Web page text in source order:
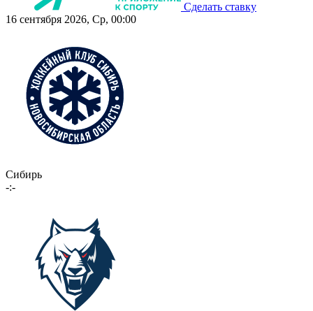
Сделать ставку
16 сентября 2026, Ср, 00:00
Сибирь
-:-